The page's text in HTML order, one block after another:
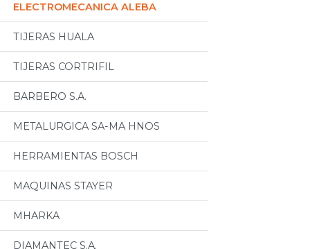
ELECTROMECANICA ALEBA
TIJERAS HUALA
TIJERAS CORTRIFIL
BARBERO S.A.
METALURGICA SA-MA HNOS
HERRAMIENTAS BOSCH
MAQUINAS STAYER
MHARKA
DIAMANTEC S.A.